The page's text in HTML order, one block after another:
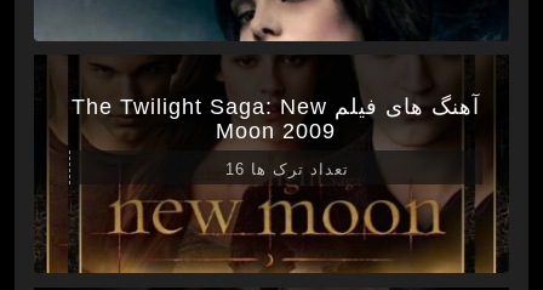
آهنگ های فیلم The Twilight Saga: New
Moon 2009
تعداد ترک ها 16